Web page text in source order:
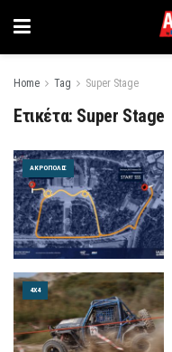
Home Tag Super Stage
Ετικέτα: Super Stage
ΑΚΡΌΠΟΛΙΣ
4Χ4